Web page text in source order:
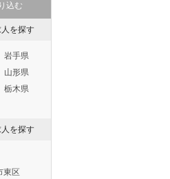
込む
を探す
岩手県
山形県
栃木県
三重県
を探す
東区